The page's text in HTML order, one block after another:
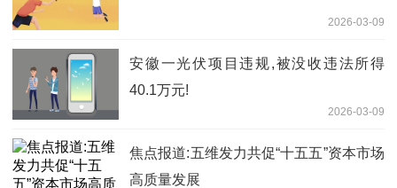
2026-03-09
安徽一光伏项目违规,被没收违法所得
40.1万元!
2026-03-09
焦点报道:五维发力共促“十五五”资本市场
高质量发展